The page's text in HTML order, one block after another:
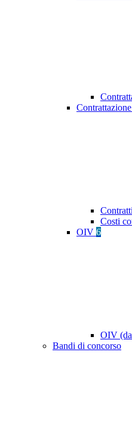
Costi
OIV 6
OIV
Bandi di concorso